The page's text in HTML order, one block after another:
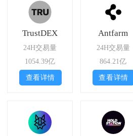
TrustDEX
24H交易量
1054.39亿
查看详情
Antfarm
24H交易量
864.21亿
查看详情